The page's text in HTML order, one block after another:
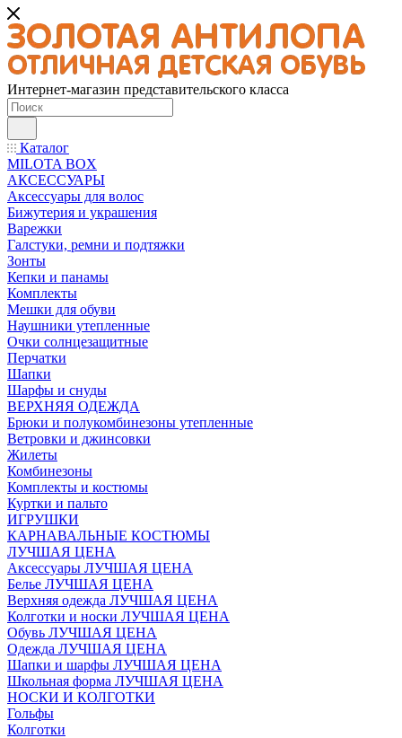
Интернет-магазин представительского класса
Каталог
MILOTA BOX
АКСЕССУАРЫ
Аксессуары для волос
Бижутерия и украшения
Варежки
Галстуки, ремни и подтяжки
Зонты
Кепки и панамы
Комплекты
Мешки для обуви
Наушники утепленные
Очки солнцезащитные
Перчатки
Шапки
Шарфы и снуды
ВЕРХНЯЯ ОДЕЖДА
Брюки и полукомбинезоны утепленные
Ветровки и джинсовки
Жилеты
Комбинезоны
Комплекты и костюмы
Куртки и пальто
ИГРУШКИ
КАРНАВАЛЬНЫЕ КОСТЮМЫ
ЛУЧШАЯ ЦЕНА
Аксессуары ЛУЧШАЯ ЦЕНА
Белье ЛУЧШАЯ ЦЕНА
Верхняя одежда ЛУЧШАЯ ЦЕНА
Колготки и носки ЛУЧШАЯ ЦЕНА
Обувь ЛУЧШАЯ ЦЕНА
Одежда ЛУЧШАЯ ЦЕНА
Шапки и шарфы ЛУЧШАЯ ЦЕНА
Школьная форма ЛУЧШАЯ ЦЕНА
НОСКИ И КОЛГОТКИ
Гольфы
Колготки